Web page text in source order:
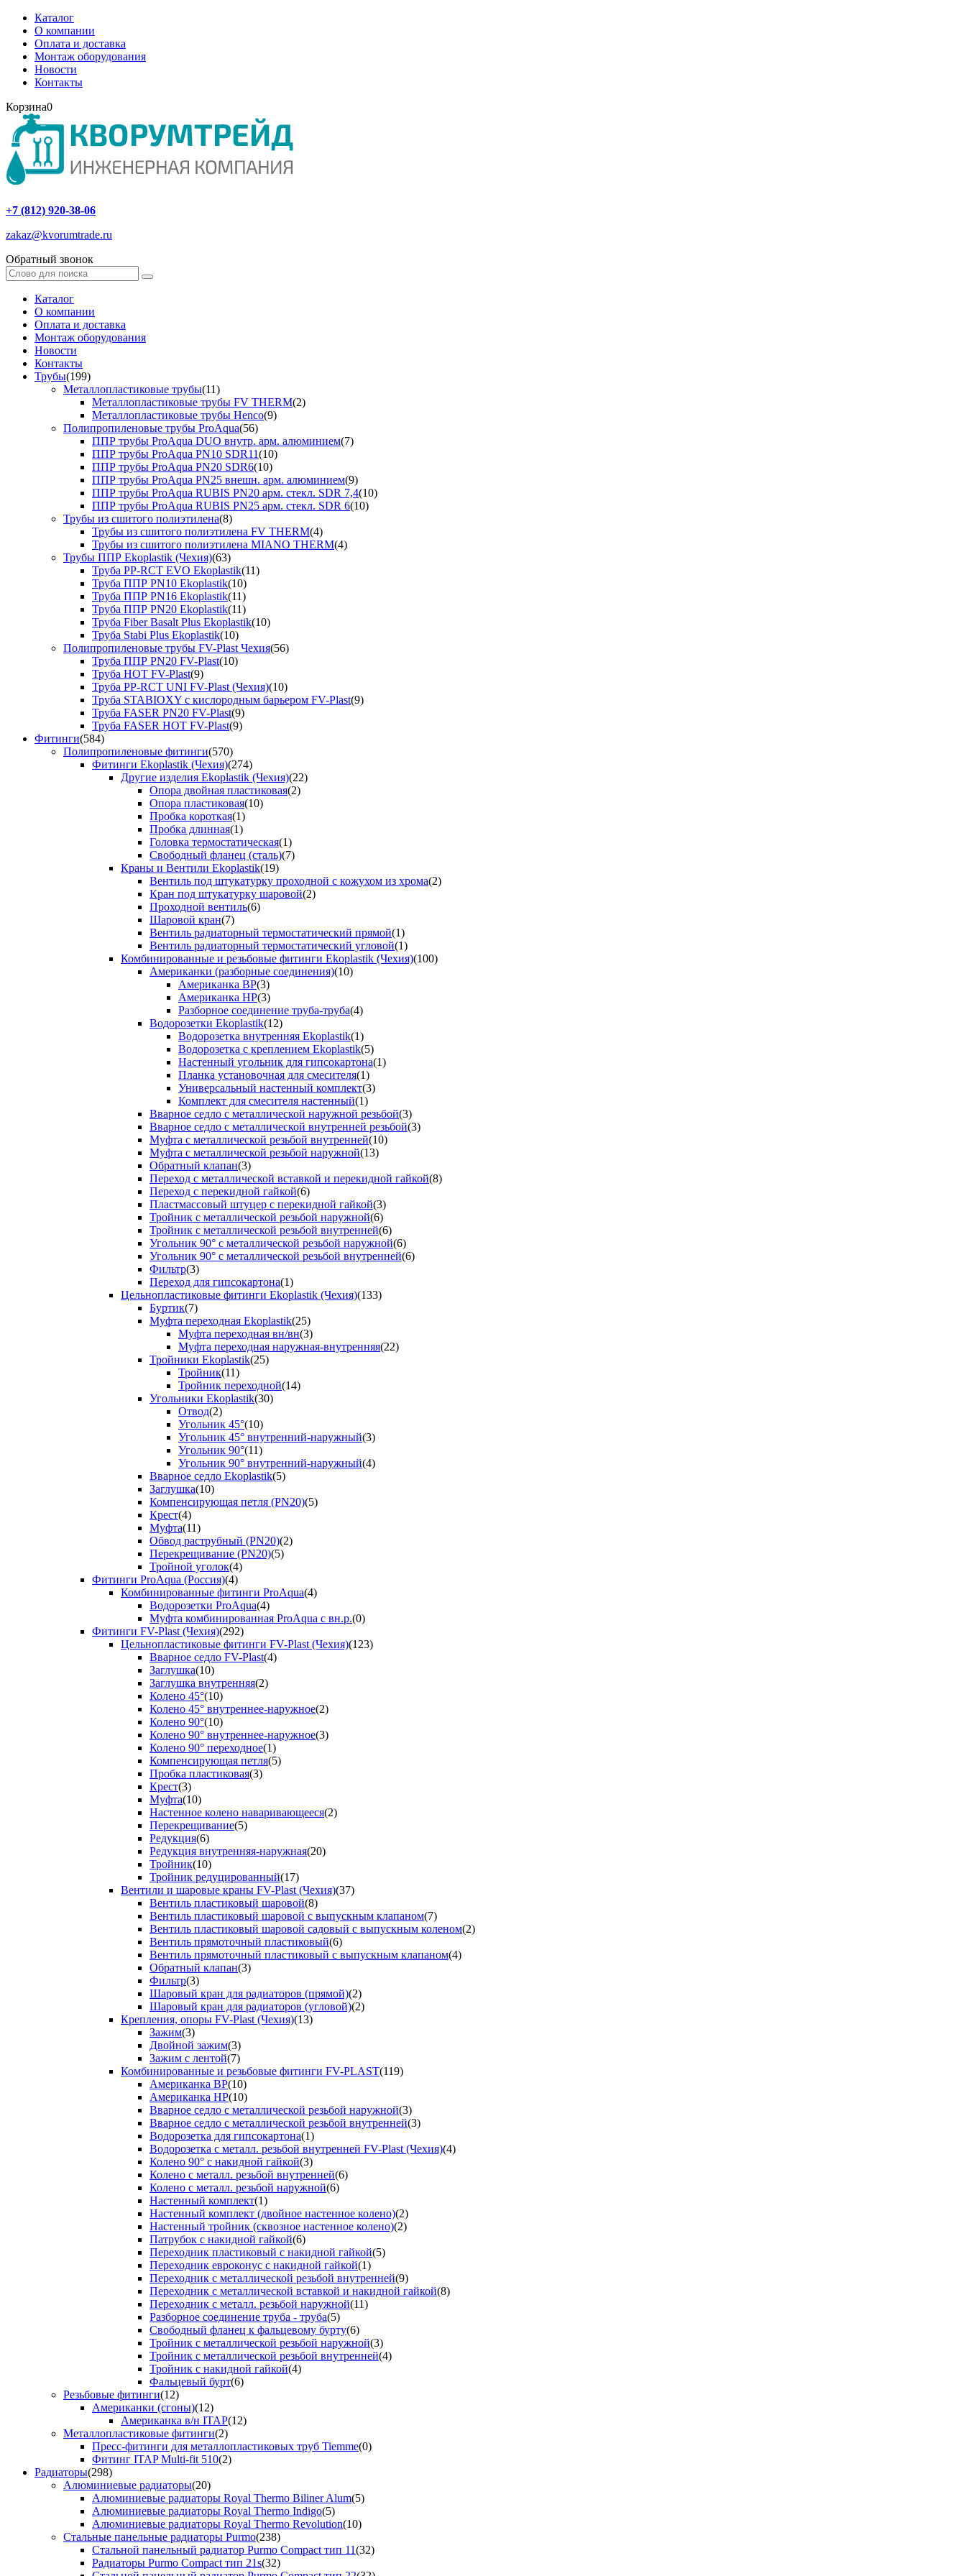
Каталог
О компании
Оплата и доставка
Монтаж оборудования
Новости
Контакты
Корзина0
+7 (812) 920-38-06
zakaz@kvorumtrade.ru
Обратный звонок
Каталог
О компании
Оплата и доставка
Монтаж оборудования
Новости
Контакты
Трубы(199)
Металлопластиковые трубы(11)
Металлопластиковые трубы FV THERM(2)
Металлопластиковые трубы Henco(9)
Полипропиленовые трубы ProAqua(56)
ППР трубы ProAqua DUO внутр. арм. алюминием(7)
ППР трубы ProAqua PN10 SDR11(10)
ППР трубы ProAqua PN20 SDR6(10)
ППР трубы ProAqua PN25 внешн. арм. алюминием(9)
ППР трубы ProAqua RUBIS PN20 арм. стекл. SDR 7,4(10)
ППР трубы ProAqua RUBIS PN25 арм. стекл. SDR 6(10)
Трубы из сшитого полиэтилена(8)
Трубы из сшитого полиэтилена FV THERM(4)
Трубы из сшитого полиэтилена MIANO THERM(4)
Трубы ППР Ekoplastik (Чехия)(63)
Труба PP-RCT EVO Ekoplastik(11)
Труба ППР PN10 Ekoplastik(10)
Труба ППР PN16 Ekoplastik(11)
Труба ППР PN20 Ekoplastik(11)
Труба Fiber Basalt Plus Ekoplastik(10)
Труба Stabi Plus Ekoplastik(10)
Полипропиленовые трубы FV-Plast Чехия(56)
Труба ППР PN20 FV-Plast(10)
Труба HOT FV-Plast(9)
Труба PP-RCT UNI FV-Plast (Чехия)(10)
Труба STABIOXY с кислородным барьером FV-Plast(9)
Труба FASER PN20 FV-Plast(9)
Труба FASER HOT FV-Plast(9)
Фитинги(584)
Полипропиленовые фитинги(570)
Фитинги Ekoplastik (Чехия)(274)
Другие изделия Ekoplastik (Чехия)(22)
Опора двойная пластиковая(2)
Опора пластиковая(10)
Пробка короткая(1)
Пробка длинная(1)
Головка термостатическая(1)
Свободный фланец (сталь)(7)
Краны и Вентили Ekoplastik(19)
Вентиль под штукатурку проходной с кожухом из хрома(2)
Кран под штукатурку шаровой(2)
Проходной вентиль(6)
Шаровой кран(7)
Вентиль радиаторный термостатический прямой(1)
Вентиль радиаторный термостатический угловой(1)
Комбинированные и резьбовые фитинги Ekoplastik (Чехия)(100)
Американки (разборные соединения)(10)
Американка ВР(3)
Американка НР(3)
Разборное соединение труба-труба(4)
Водорозетки Ekoplastik(12)
Водорозетка внутренняя Ekoplastik(1)
Водорозетка с креплением Ekoplastik(5)
Настенный угольник для гипсокартона(1)
Планка установочная для смесителя(1)
Универсальный настенный комплект(3)
Комплект для смесителя настенный(1)
Вварное седло с металлической наружной резьбой(3)
Вварное седло с металлической внутренней резьбой(3)
Муфта с металлической резьбой внутренней(10)
Муфта с металлической резьбой наружной(13)
Обратный клапан(3)
Переход с металлической вставкой и перекидной гайкой(8)
Переход с перекидной гайкой(6)
Пластмассовый штуцер с перекидной гайкой(3)
Тройник с металлической резьбой наружной(6)
Тройник с металлической резьбой внутренней(6)
Угольник 90° с металлической резьбой наружной(6)
Угольник 90° с металлической резьбой внутренней(6)
Фильтр(3)
Переход для гипсокартона(1)
Цельнопластиковые фитинги Ekoplastik (Чехия)(133)
Буртик(7)
Муфта переходная Ekoplastik(25)
Муфта переходная вн/вн(3)
Муфта переходная наружная-внутренняя(22)
Тройники Ekoplastik(25)
Тройник(11)
Тройник переходной(14)
Угольники Ekoplastik(30)
Отвод(2)
Угольник 45°(10)
Угольник 45° внутренний-наружный(3)
Угольник 90°(11)
Угольник 90° внутренний-наружный(4)
Вварное седло Ekoplastik(5)
Заглушка(10)
Компенсирующая петля (PN20)(5)
Крест(4)
Муфта(11)
Обвод раструбный (PN20)(2)
Перекрещивание (PN20)(5)
Тройной уголок(4)
Фитинги ProAqua (Россия)(4)
Комбинированные фитинги ProAqua(4)
Водорозетки ProAqua(4)
Муфта комбинированная ProAqua с вн.р.(0)
Фитинги FV-Plast (Чехия)(292)
Цельнопластиковые фитинги FV-Plast (Чехия)(123)
Вварное седло FV-Plast(4)
Заглушка(10)
Заглушка внутренняя(2)
Колено 45°(10)
Колено 45° внутреннее-наружное(2)
Колено 90°(10)
Колено 90° внутреннее-наружное(3)
Колено 90° переходное(1)
Компенсирующая петля(5)
Пробка пластиковая(3)
Крест(3)
Муфта(10)
Настенное колено наваривающееся(2)
Перекрещивание(5)
Редукция(6)
Редукция внутренняя-наружная(20)
Тройник(10)
Тройник редуцированный(17)
Вентили и шаровые краны FV-Plast (Чехия)(37)
Вентиль пластиковый шаровой(8)
Вентиль пластиковый шаровой с выпускным клапаном(7)
Вентиль пластиковый шаровой садовый с выпускным коленом(2)
Вентиль прямоточный пластиковый(6)
Вентиль прямоточный пластиковый с выпускным клапаном(4)
Обратный клапан(3)
Фильтр(3)
Шаровый кран для радиаторов (прямой)(2)
Шаровый кран для радиаторов (угловой)(2)
Крепления, опоры FV-Plast (Чехия)(13)
Зажим(3)
Двойной зажим(3)
Зажим с лентой(7)
Комбинированные и резьбовые фитинги FV-PLAST(119)
Американка ВР(10)
Американка НР(10)
Вварное седло с металлической резьбой наружной(3)
Вварное седло с металлической резьбой внутренней(3)
Водорозетка для гипсокартона(1)
Водорозетка с металл. резьбой внутренней FV-Plast (Чехия)(4)
Колено 90° с накидной гайкой(3)
Колено с металл. резьбой внутренней(6)
Колено с металл. резьбой наружной(6)
Настенный комплект(1)
Настенный комплект (двойное настенное колено)(2)
Настенный тройник (сквозное настенное колено)(2)
Патрубок с накидной гайкой(6)
Переходник пластиковый с накидной гайкой(5)
Переходник евроконус с накидной гайкой(1)
Переходник с металлической резьбой внутренней(9)
Переходник с металлической вставкой и накидной гайкой(8)
Переходник с металл. резьбой наружной(11)
Разборное соединение труба - труба(5)
Свободный фланец к фальцевому бурту(6)
Тройник с металлической резьбой наружной(3)
Тройник с металлической резьбой внутренней(4)
Тройник с накидной гайкой(4)
Фальцевый бурт(6)
Резьбовые фитинги(12)
Американки (сгоны)(12)
Американка в/н ITAP(12)
Металлопластиковые фитинги(2)
Пресс-фитинги для металлопластиковых труб Tiemme(0)
Фитинг ITAP Multi-fit 510(2)
Радиаторы(298)
Алюминиевые радиаторы(20)
Алюминиевые радиаторы Royal Thermo Biliner Alum(5)
Алюминиевые радиаторы Royal Thermo Indigo(5)
Алюминиевые радиаторы Royal Thermo Revolution(10)
Стальные панельные радиаторы Purmo(238)
Стальной панельный радиатор Purmo Compact тип 11(32)
Радиаторы Purmo Compact тип 21s(32)